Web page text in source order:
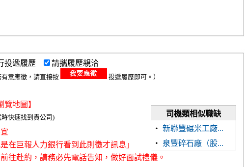
司機類相似職缺
‧ 新聯豐碾米工廠...
‧ 泉豐碎石廠（股...
投遞履歷
請攜履歷親洽
有意應徵，請直接按 投遞履歷即可。）
覽地圖】
快速找到貴公司)
在巨報人力銀行看到此則徵才訊息」
往赴約，請務必先電話告知，做好面試禮儀。